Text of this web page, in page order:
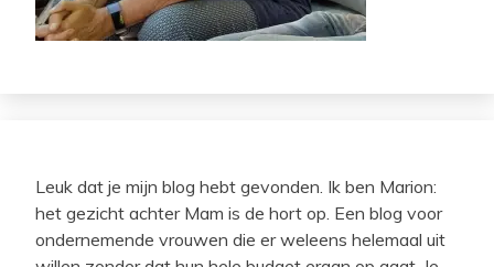
Leuk dat je mijn blog hebt gevonden. Ik ben Marion:
het gezicht achter Mam is de hort op. Een blog voor
ondernemende vrouwen die er weleens helemaal uit